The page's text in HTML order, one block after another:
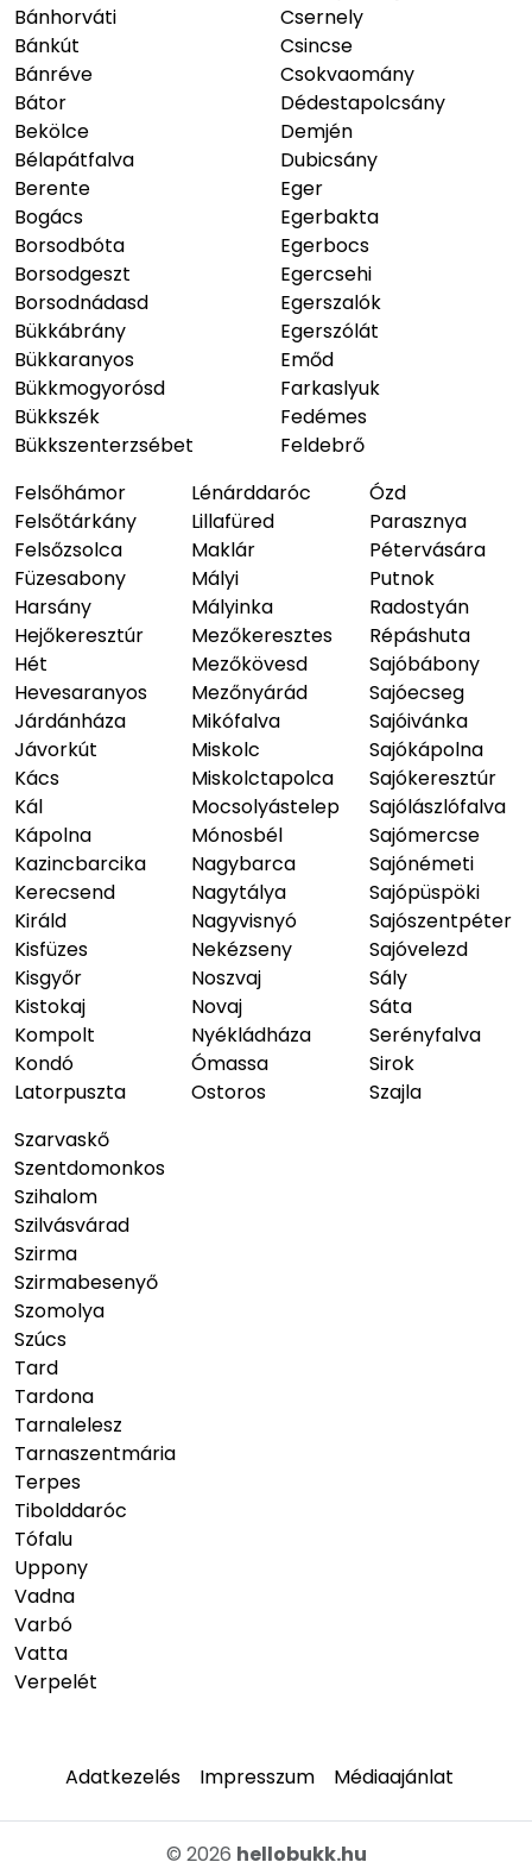
Bánhorváti
Bánkút
Bánréve
Bátor
Bekölce
Bélapátfalva
Berente
Bogács
Borsodbóta
Borsodgeszt
Borsodnádasd
Bükkábrány
Bükkaranyos
Bükkmogyorósd
Bükkszék
Bükkszenterzsébet
Csernely
Csincse
Csokvaomány
Dédestapolcsány
Demjén
Dubicsány
Eger
Egerbakta
Egerbocs
Egercsehi
Egerszalók
Egerszólát
Emőd
Farkaslyuk
Fedémes
Feldebrő
Felsőhámor
Felsőtárkány
Felsőzsolca
Füzesabony
Harsány
Hejőkeresztúr
Hét
Hevesaranyos
Járdánháza
Jávorkút
Kács
Kál
Kápolna
Kazincbarcika
Kerecsend
Királd
Kisfüzes
Kisgyőr
Kistokaj
Kompolt
Kondó
Latorpuszta
Lénárddaróc
Lillafüred
Maklár
Mályi
Mályinka
Mezőkeresztes
Mezőkövesd
Mezőnyárád
Mikófalva
Miskolc
Miskolctapolca
Mocsolyástelep
Mónosbél
Nagybarca
Nagytálya
Nagyvisnyó
Nekézseny
Noszvaj
Novaj
Nyékládháza
Ómassa
Ostoros
Ózd
Parasznya
Pétervására
Putnok
Radostyán
Répáshuta
Sajóbábony
Sajóecseg
Sajóivánka
Sajókápolna
Sajókeresztúr
Sajólászlófalva
Sajómercse
Sajónémeti
Sajópüspöki
Sajószentpéter
Sajóvelezd
Sály
Sáta
Serényfalva
Sirok
Szajla
Szarvaskő
Szentdomonkos
Szihalom
Szilvásvárad
Szirma
Szirmabesenyő
Szomolya
Szúcs
Tard
Tardona
Tarnalelesz
Tarnaszentmária
Terpes
Tibolddaróc
Tófalu
Uppony
Vadna
Varbó
Vatta
Verpelét
Adatkezelés Impresszum Médiaajánlat
© 2026 hellobukk.hu